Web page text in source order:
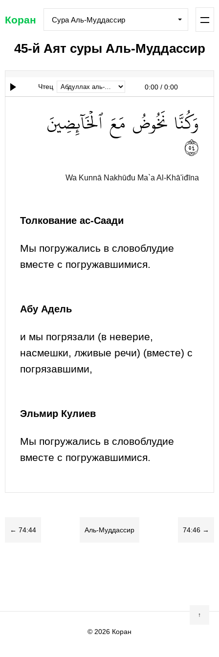
Коран Сура Аль-Муддассир
45-й Аят суры Аль-Муддассир
Чтец 0:00 / 0:00
وَكُنَّا نَخُوضُ مَعَ ٱلۡخَآئِضِينَ
٤٥
Wa Kunnā Nakhūđu Ma`a Al-Khā'iđīna
Толкование ас-Саади
Мы погружались в словоблудие
вместе с погружавшимися.
Абу Адель
и мы погрязали (в неверие,
насмешки, лживые речи) (вместе) с
погрязавшими,
Эльмир Кулиев
Мы погружались в словоблудие
вместе с погружавшимися.
← 74:44 Аль-Муддассир 74:46 →
© 2026 Коран
↑